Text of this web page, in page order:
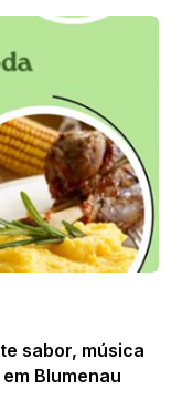
sabor, música
Blumenau